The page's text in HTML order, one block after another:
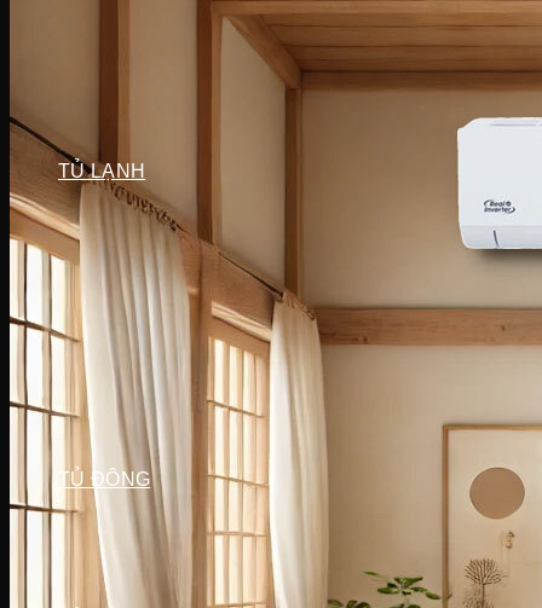
Máy sấy Bosch
Máy sấy Casper
Máy sấy Galanz
Máy sấy Samsung
TỦ LẠNH
Tủ lạnh LG
Tủ lạnh Aqua
Tủ lạnh Funiki
Tủ lạnh Sharp
Tủ lạnh Casper
Tủ lạnh Hitachi
Tủ lạnh Toshiba
Tủ lạnh SamSung
Tủ lạnh Panasonic
Tủ lạnh Mitsubishi
Tủ lạnh Electrolux
TỦ ĐÔNG
Tủ đông Alaska
Tủ đông Sanaky
Tủ đông Darling
Tủ đông Hòa Phát